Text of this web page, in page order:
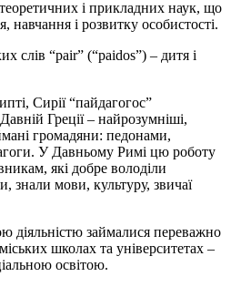
і прикладних наук, що
і розвитку особистості.
слів “pair” (“paidos”) – дитя і
Сирії “пайдагогос”
Греції – найрозумніші,
громадяни: педонами,
У Давньому Римі цю роботу
які добре володіли
знали мови, культуру, звичаї
діяльністю займалися переважно
школах та університетах –
освітою.